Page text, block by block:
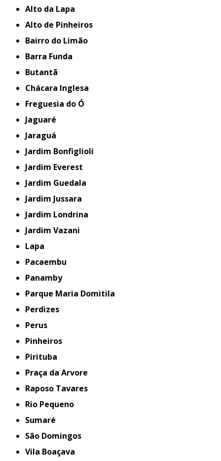
Alto da Lapa
Alto de Pinheiros
Bairro do Limão
Barra Funda
Butantã
Chácara Inglesa
Freguesia do Ó
Jaguaré
Jaraguá
Jardim Bonfiglioli
Jardim Everest
Jardim Guedala
Jardim Jussara
Jardim Londrina
Jardim Vazani
Lapa
Pacaembu
Panamby
Parque Maria Domitila
Perdizes
Perus
Pinheiros
Pirituba
Praça da Arvore
Raposo Tavares
Rio Pequeno
Sumaré
São Domingos
Vila Boaçava